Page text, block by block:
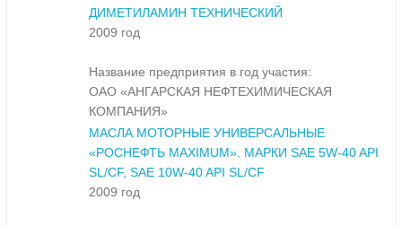
ДИМЕТИЛАМИН ТЕХНИЧЕСКИЙ
2009 год
Название предприятия в год участия:
ОАО «АНГАРСКАЯ НЕФТЕХИМИЧЕСКАЯ
КОМПАНИЯ»
МАСЛА МОТОРНЫЕ УНИВЕРСАЛЬНЫЕ
«РОСНЕФТЬ MAXIMUM». МАРКИ SAE 5W-40 API
SL/CF, SAE 10W-40 API SL/CF
2009 год